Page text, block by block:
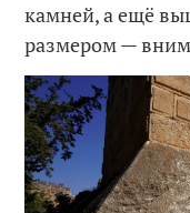
камней, а ещё
размером —